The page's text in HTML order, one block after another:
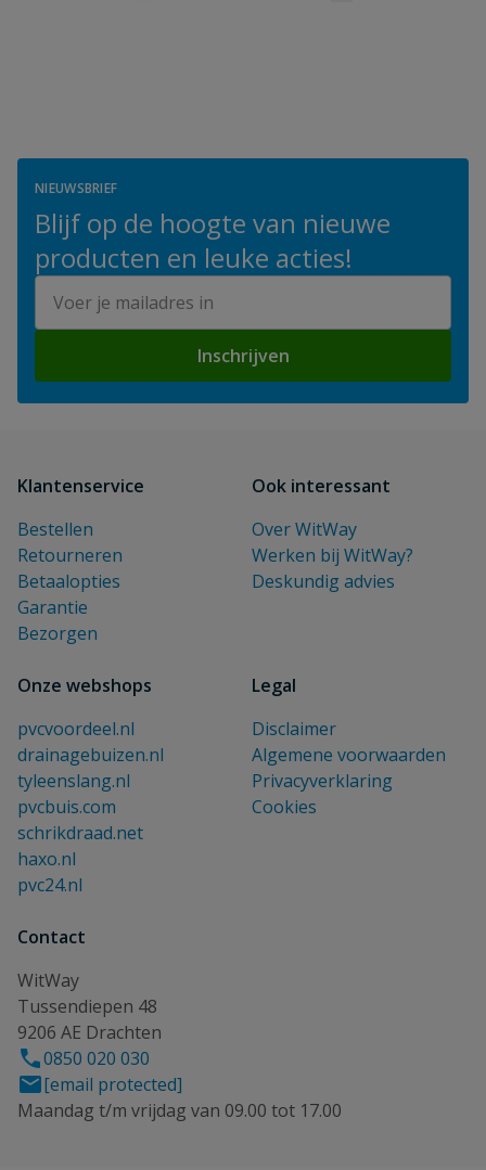
NIEUWSBRIEF
Blijf op de hoogte van nieuwe
producten en leuke acties!
Inschrijven
Klantenservice
Bestellen
Retourneren
Betaalopties
Garantie
Bezorgen
Ook interessant
Over WitWay
Werken bij WitWay?
Deskundig advies
Onze webshops
pvcvoordeel.nl
drainagebuizen.nl
tyleenslang.nl
pvcbuis.com
schrikdraad.net
haxo.nl
pvc24.nl
Legal
Disclaimer
Algemene voorwaarden
Privacyverklaring
Cookies
Contact
WitWay
Tussendiepen 48
9206 AE Drachten
0850 020 030
[email protected]
Maandag t/m vrijdag van 09.00 tot 17.00